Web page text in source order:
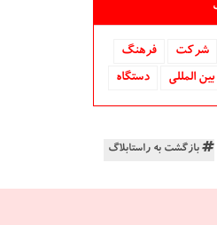
شركت
فرهنگ
بین المللی دستگاه
بازگشت به راستابلاگ